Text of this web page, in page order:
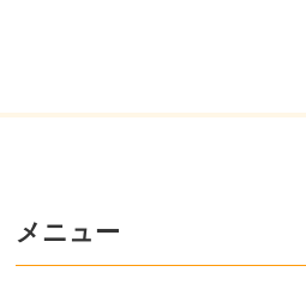
メニュー